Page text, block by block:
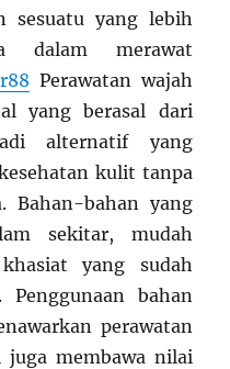
sesuatu yang lebih
dalam merawat
Perawatan wajah
yang berasal dari
alternatif yang
kulit tanpa
Bahan-bahan yang
sekitar, mudah
yang sudah
bahan
perawatan
membawa nilai